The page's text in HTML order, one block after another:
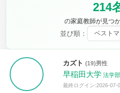
214
の家庭教師が見つ
並び順：
カズト (19)男性
早稲田大学 法学部
最終ログイン:2026-07-
現代文 古
公民 芸術 音楽
時給：¥1,000 ～ ¥10,000